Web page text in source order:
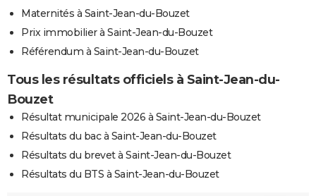
Maternités à Saint-Jean-du-Bouzet
Prix immobilier à Saint-Jean-du-Bouzet
Référendum à Saint-Jean-du-Bouzet
Tous les résultats officiels à Saint-Jean-du-
Bouzet
Résultat municipale 2026 à Saint-Jean-du-Bouzet
Résultats du bac à Saint-Jean-du-Bouzet
Résultats du brevet à Saint-Jean-du-Bouzet
Résultats du BTS à Saint-Jean-du-Bouzet